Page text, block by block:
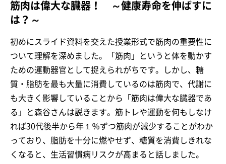
筋肉は偉大な臓器！ ～健康寿命を伸ばすに
は？～
初めにスライド資料を交えた授業形式で筋肉の重要性に
ついて理解を深めました。「筋肉」というと体を動かす
ための運動器官として捉えられがちです。しかし、糖
質・脂肪を最も大量に消費しているのは筋肉で、代謝に
も大きく影響していることから「筋肉は偉大な臓器であ
る」と森谷さんは説きます。筋トレや運動を何もしなけ
れば30代後半から年１％ずつ筋肉が減少することがわか
っており、脂肪を十分に燃やせず、糖質を消費しきれな
くなると、生活習慣病リスクが高まると話しました。